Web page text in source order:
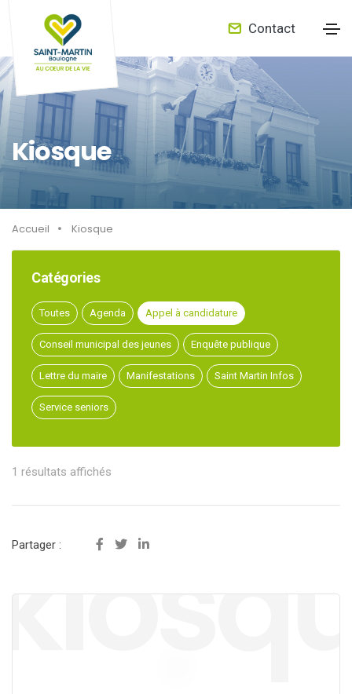
Contact
Kiosque
Accueil Kiosque
Catégories
Toutes Agenda Appel à candidature
Conseil municipal des jeunes Enquête publique
Lettre du maire Manifestations Saint Martin Infos
Service seniors
1 résultats affichés
Partager :